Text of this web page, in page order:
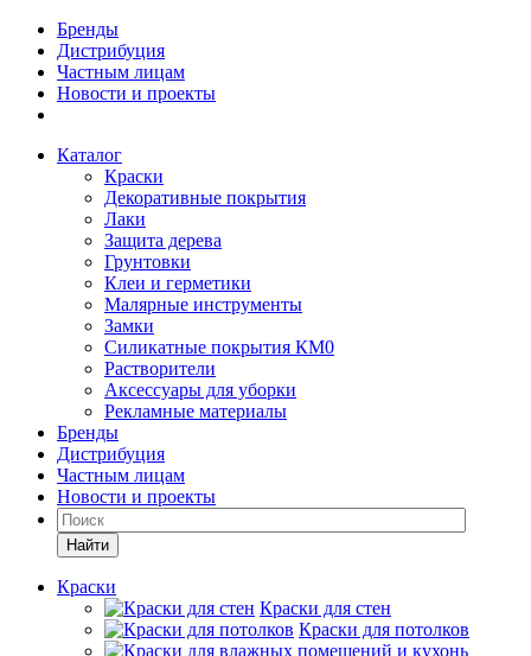
Бренды
Дистрибуция
Частным лицам
Новости и проекты
Каталог
Краски
Декоративные покрытия
Лаки
Защита дерева
Грунтовки
Клеи и герметики
Малярные инструменты
Замки
Силикатные покрытия КМ0
Растворители
Аксессуары для уборки
Рекламные материалы
Бренды
Дистрибуция
Частным лицам
Новости и проекты
Найти
Краски
Краски для стен
Краски для потолков